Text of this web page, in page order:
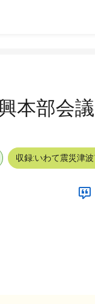
本部会議
収録:いわて震災津